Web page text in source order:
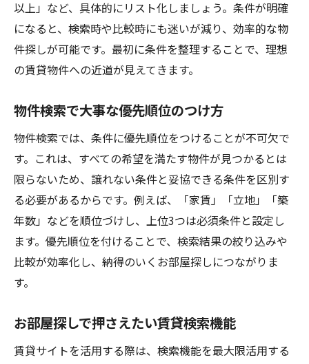
以上」など、具体的にリスト化しましょう。条件が明確
になると、検索時や比較時にも迷いが減り、効率的な物
件探しが可能です。最初に条件を整理することで、理想
の賃貸物件への近道が見えてきます。
物件検索で大事な優先順位のつけ方
物件検索では、条件に優先順位をつけることが不可欠で
す。これは、すべての希望を満たす物件が見つかるとは
限らないため、譲れない条件と妥協できる条件を区別す
る必要があるからです。例えば、「家賃」「立地」「築
年数」などを順位づけし、上位3つは必須条件と設定し
ます。優先順位を付けることで、検索結果の絞り込みや
比較が効率化し、納得のいくお部屋探しにつながりま
す。
お部屋探しで押さえたい賃貸検索機能
賃貸サイトを活用する際は、検索機能を最大限活用する